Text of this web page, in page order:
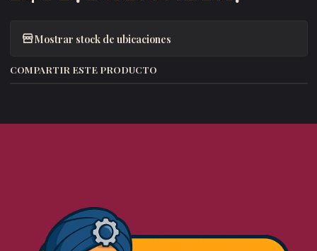
Mostrar stock de ubicaciones
COMPARTIR ESTE PRODUCTO